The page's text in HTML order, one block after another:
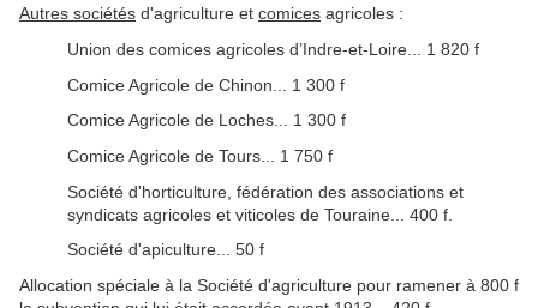
Autres sociétés d'agriculture et comices agricoles :
Union des comices agricoles d’Indre-et-Loire... 1 820 f
Comice Agricole de Chinon... 1 300 f
Comice Agricole de Loches... 1 300 f
Comice Agricole de Tours... 1 750 f
Société d'horticulture, fédération des associations et
syndicats agricoles et viticoles de Touraine... 400 f.
Société d'apiculture... 50 f
Allocation spéciale à la Société d'agriculture pour ramener à 800 f